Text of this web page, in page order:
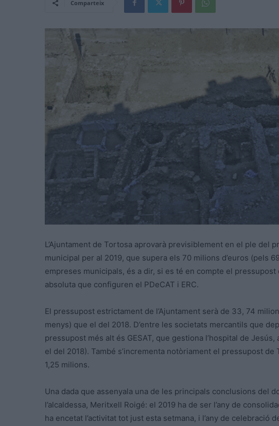
Comparteix
L’Ajuntament de Tortosa aprovarà previsiblement en el ple del
municipal per al 2019, que supera els 70 milions d’euros (pels
empreses municipals, és a dir, si es té en compte el
absoluta que configuren el PDeCAT i ERC.
El pressupost estrictament de l’Ajuntament serà de 33, 74
menys) que el del 2018. D’entre les societats mercantils que
pressupost més alt és GESAT, que gestiona l’hospital de
el del 2018). També s’incrementa notòriament el pressupost de
1,25 milions.
Una dada que assenyala una de les principals conclusions del
l’alcaldessa, Meritxell Roigé: el 2019 ha de ser l’any de
ha encetat l’activitat tot just esta setmana, i l’any de celebració